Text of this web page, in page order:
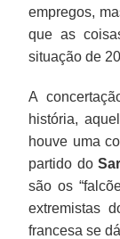
empregos,
que as
situação de
A
história,
houve uma
partido do
são os
extremistas
francesa se